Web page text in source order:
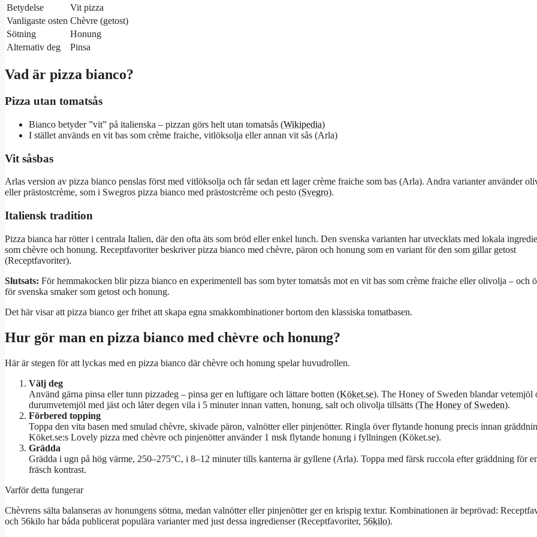
Betydelse
Vit pizza
Vanligaste osten Chèvre (getost)
Sötning
Honung
Alternativ deg
Pinsa
Vad är pizza bianco?
Pizza utan tomatsås
Bianco betyder ”vit” på italienska – pizzan görs helt utan tomatsås (Wikipedia)
I stället används en vit bas som crème fraiche, vitlöksolja eller annan vit sås (Arla)
Vit såsbas
Arlas version av pizza bianco penslas först med vitlöksolja och får sedan ett lager crème fraiche som bas (Arla). Andra varianter använder
eller prästostcrème, som i Swegros pizza bianco med prästostcrème och pesto (Svegro).
Italiensk tradition
Pizza bianca har rötter i centrala Italien, där den ofta äts som bröd eller enkel lunch. Den svenska varianten har utvecklats med lokala
som chèvre och honung. Receptfavoriter beskriver pizza bianco med chèvre, päron och honung som en variant för den som gillar getost
(Receptfavoriter).
Slutsats: För hemmakocken blir pizza bianco en experimentell bas som byter tomatsås mot en vit bas som crème fraiche eller olivolja – och
för svenska smaker som getost och honung.
Det här visar att pizza bianco ger frihet att skapa egna smakkombinationer bortom den klassiska tomatbasen.
Hur gör man en pizza bianco med chèvre och honung?
Här är stegen för att lyckas med en pizza bianco där chèvre och honung spelar huvudrollen.
Välj deg
Använd gärna pinsa eller tunn pizzadeg – pinsa ger en luftigare och lättare botten (Köket.se). The Honey of Sweden blandar vetemjöl
durumvetemjöl med jäst och låter degen vila i 5 minuter innan vatten, honung, salt och olivolja tillsätts (The Honey of Sweden).
Förbered topping
Toppa den vita basen med smulad chèvre, skivade päron, valnötter eller pinjenötter. Ringla över flytande honung precis innan
Köket.se:s Lovely pizza med chèvre och pinjenötter använder 1 msk flytande honung i fyllningen (Köket.se).
Grädda
Grädda i ugn på hög värme, 250–275°C, i 8–12 minuter tills kanterna är gyllene (Arla). Toppa med färsk ruccola efter gräddning för
fräsch kontrast.
Varför detta fungerar
Chèvrens sälta balanseras av honungens sötma, medan valnötter eller pinjenötter ger en krispig textur. Kombinationen är beprövad:
och 56kilo har båda publicerat populära varianter med just dessa ingredienser (Receptfavoriter, 56kilo).